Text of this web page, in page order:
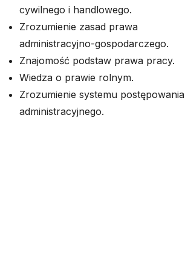
cywilnego i handlowego.
Zrozumienie zasad prawa
administracyjno-gospodarczego.
Znajomość podstaw prawa pracy.
Wiedza o prawie rolnym.
Zrozumienie systemu postępowania
administracyjnego.